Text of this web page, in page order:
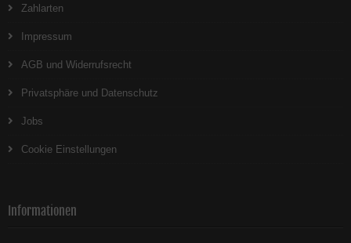
Zahlarten
Impressum
AGB und Widerrufsrecht
Privatsphäre und Datenschutz
Jobs
Cookie Einstellungen
Informationen